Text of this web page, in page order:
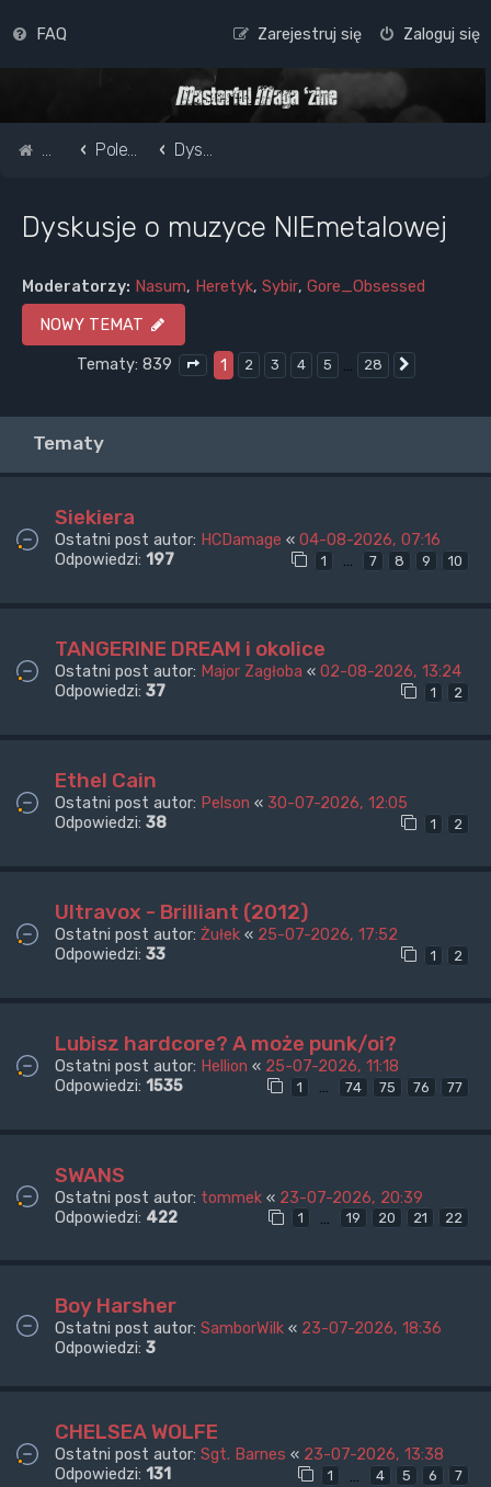
FAQ Zaloguj się
Zarejestruj się
Strona główna
Pole do popisu... Dyskusje o muzyce NIEmetalowej
Dyskusje o muzyce NIEmetalowej
Moderatorzy: Nasum, Heretyk, Sybir, Gore_Obsessed
NOWY TEMAT
Tematy: 839
Strona1 z28
1 2 3 4 5 … 28
Tematy
Siekiera
Ostatni post autor: HCDamage « 04-08-2026, 07:16
Odpowiedzi: 197 1 … 7 8 9 10
TANGERINE DREAM i okolice
Ostatni post autor: Major Zagłoba « 02-08-2026, 13:24
Odpowiedzi: 37 1 2
Ethel Cain
Ostatni post autor: Pelson « 30-07-2026, 12:05
Odpowiedzi: 38 1 2
Ultravox - Brilliant (2012)
Ostatni post autor: Żułek « 25-07-2026, 17:52
Odpowiedzi: 33 1 2
Lubisz hardcore? A może punk/oi?
Ostatni post autor: Hellion « 25-07-2026, 11:18
Odpowiedzi: 1535 1 … 74 75 76 77
SWANS
Ostatni post autor: tommek « 23-07-2026, 20:39
Odpowiedzi: 422 1 … 19 20 21 22
Boy Harsher
Ostatni post autor: SamborWilk « 23-07-2026, 18:36
Odpowiedzi: 3
CHELSEA WOLFE
Ostatni post autor: Sgt. Barnes « 23-07-2026, 13:38
Odpowiedzi: 131 1 … 4 5 6 7